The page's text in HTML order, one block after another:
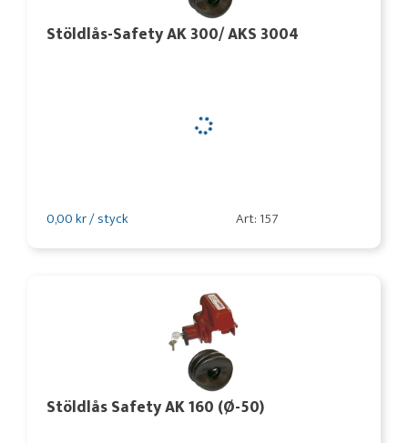
Stöldlås-Safety AK 300/ AKS 3004
0,00 kr / styck Art: 157
Stöldlås Safety AK 160 (Ø-50)